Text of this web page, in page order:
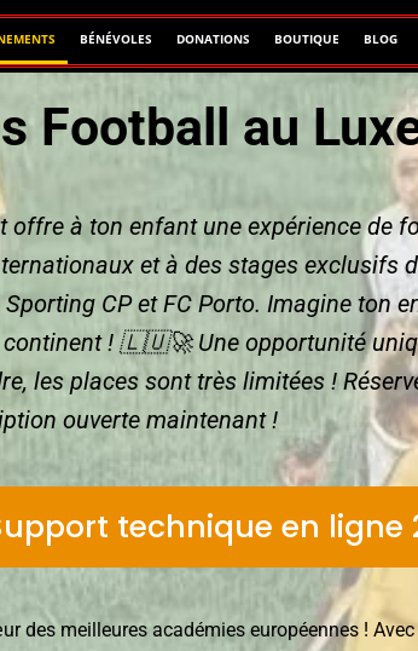
BÉNÉVOLES DONATIONS BOUTIQUE BLOG
Football au
à ton enfant une expérience de
et à des stages exclusifs
CP et FC Porto. Imagine ton
! 🇱🇺🚀 Une opportunité
les places sont très limitées !
ouverte maintenant !
technique en ligne
des meilleures académies européennes !